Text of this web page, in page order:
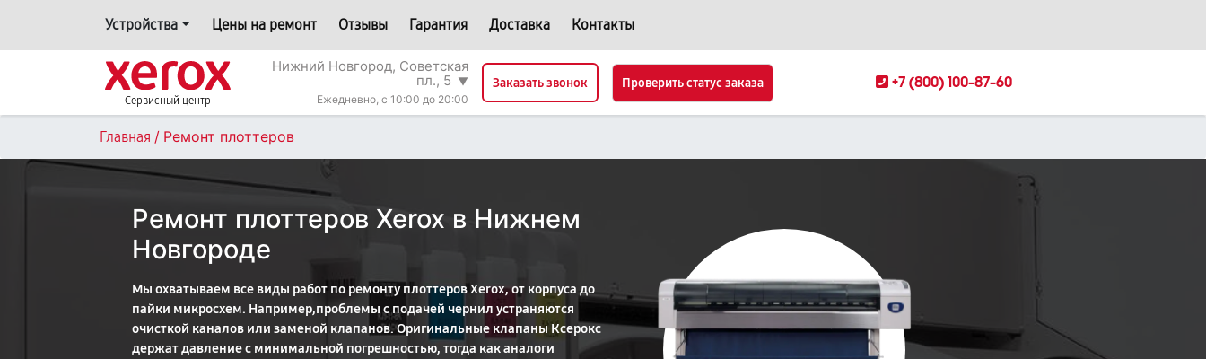
Устройства Цены на ремонт Отзывы Гарантия Доставка Контакты
Сервисный центр
Нижний Новгород, Советская
пл., 5 ▼
Ежедневно, с 10:00 до 20:00
Заказать звонок Проверить статус заказа +7 (800) 100-87-60
Главная / Ремонт плоттеров
Ремонт плоттеров Xerox в Нижнем
Новгороде
Мы охватываем все виды работ по ремонту плоттеров Xerox, от корпуса до
пайки микросхем. Например,проблемы с подачей чернил устраняются
очисткой каналов или заменой клапанов. Оригинальные клапаны Ксерокс
держат давление с минимальной погрешностью, тогда как аналоги